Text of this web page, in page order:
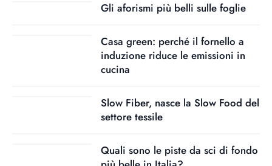
Gli aforismi più belli sulle foglie
Casa green: perché il fornello a
induzione riduce le emissioni in
cucina
Slow Fiber, nasce la Slow Food del
settore tessile
Quali sono le piste da sci di fondo